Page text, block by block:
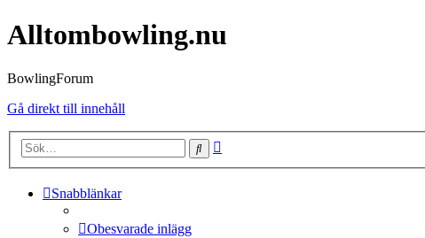
Alltombowling.nu
BowlingForum
Gå direkt till innehåll
Sök
Snabblänkar
Obesvarade inlägg